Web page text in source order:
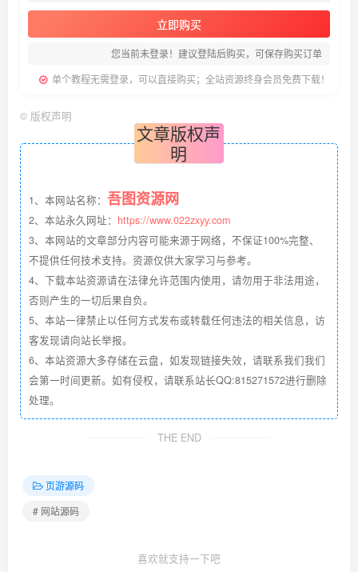
立即购买
您当前未登录！建议登陆后购买，可保存购买订单
单个教程无需登录，可以直接购买；全站资源终身会员免费下载！
© 版权声明
文章版权声
明
1、本网站名称： 吾图资源网
2、本站永久网址： https://www.022zxyy.com
3、本网站的文章部分内容可能来源于网络，不保证100%完整、
不提供任何技术支持。资源仅供大家学习与参考。
4、下载本站资源请在法律允许范围内使用，请勿用于非法用途，
否则产生的一切后果自负。
5、本站一律禁止以任何方式发布或转载任何违法的相关信息，访
客发现请向站长举报。
6、本站资源大多存储在云盘，如发现链接失效，请联系我们我们
会第一时间更新。如有侵权，请联系站长QQ:815271572进行删除
处理。
THE END
页游源码
# 网站源码
喜欢就支持一下吧